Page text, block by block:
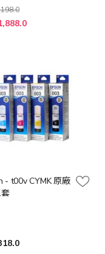
- t00v CYMK 原廠